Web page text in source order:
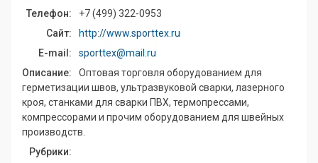
Телефон:
+7 (499) 322-0953
Сайт:
http://www.sporttex.ru
E-mail:
sporttex@mail.ru
Описание:
Оптовая торговля оборудованием для
герметизации швов, ультразвуковой сварки, лазерного
кроя, станками для сварки ПВХ, термопрессами,
компрессорами и прочим оборудованием для швейных
производств.
Рубрики: